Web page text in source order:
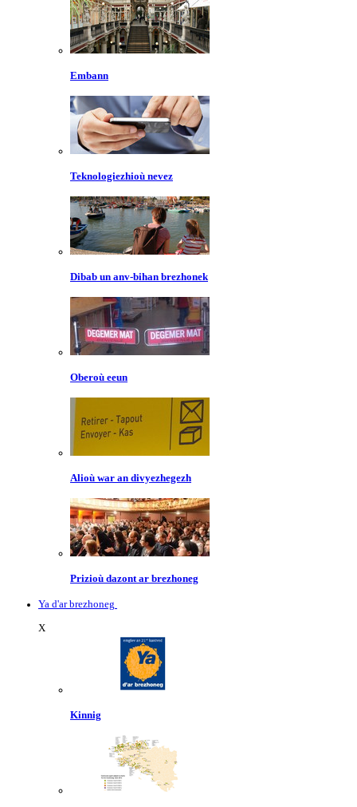
Embann
Teknologiezhioù nevez
Dibab un anv-bihan brezhonek
Oberoù eeun
Alioù war an divyezhegezh
Prizioù dazont ar brezhoneg
Ya d'ar brezhoneg
X
Kinnig